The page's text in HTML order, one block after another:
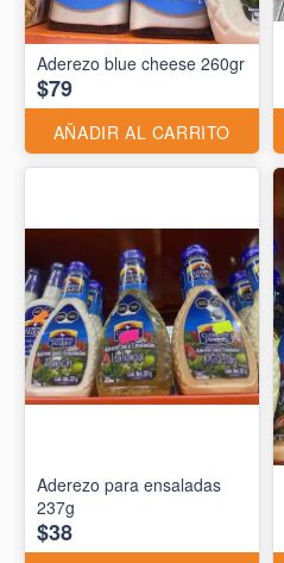
Aderezo blue cheese 260gr
$79
AÑADIR AL CARRITO
Aderezo para ensaladas
237g
$38